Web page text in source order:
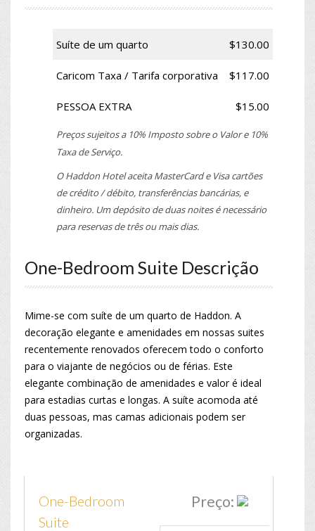
Suíte de um quarto $130.00
Caricom Taxa / Tarifa corporativa $117.00
PESSOA EXTRA $15.00
Preços sujeitos a 10% Imposto sobre o Valor e 10%
Taxa de Serviço.
O Haddon Hotel aceita MasterCard e Visa cartões
de crédito / débito, transferências bancárias, e
dinheiro. Um depósito de duas noites é necessário
para reservas de três ou mais dias.
One-Bedroom Suite Descrição
Mime-se com suíte de um quarto de Haddon. A
decoração elegante e amenidades em nossas suites
recentemente renovados oferecem todo o conforto
para o viajante de negócios ou de férias. Este
elegante combinação de amenidades e valor é ideal
para estadias curtas e longas. A suíte acomoda até
duas pessoas, mas camas adicionais podem ser
organizadas.
One-Bedroom
Suite
Preço: